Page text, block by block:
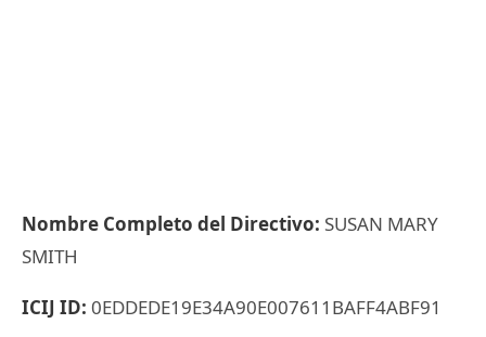
Nombre Completo del Directivo: SUSAN MARY
SMITH
ICIJ ID: 0EDDEDE19E34A90E007611BAFF4ABF91